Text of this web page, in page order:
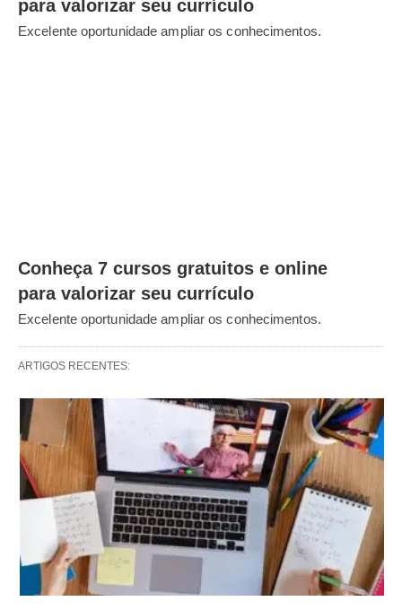
para valorizar seu currículo
Excelente oportunidade ampliar os conhecimentos.
Conheça 7 cursos gratuitos e online
para valorizar seu currículo
Excelente oportunidade ampliar os conhecimentos.
ARTIGOS RECENTES: